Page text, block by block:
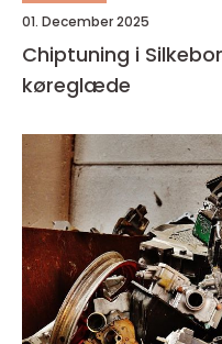
01. December 2025
Chiptuning i
køreglæde